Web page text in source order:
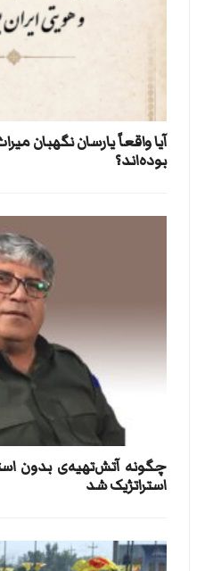
آیا واقعاً یارسان نگهبان
بوده‌اند؟
​چگونه آتش‌تهیه‌ی بدون
استراتژیک شد